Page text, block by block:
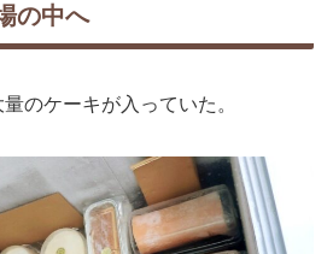
の中へ
のケーキが入っていた。